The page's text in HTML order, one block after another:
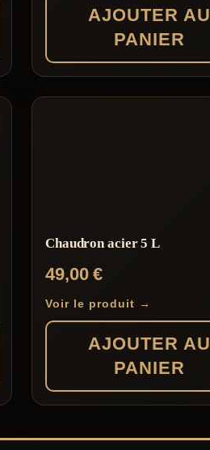
AJOUTER AU
PANIER
Chaudron acier 5 L
49,00€
Voir le produit →
AJOUTER AU
PANIER